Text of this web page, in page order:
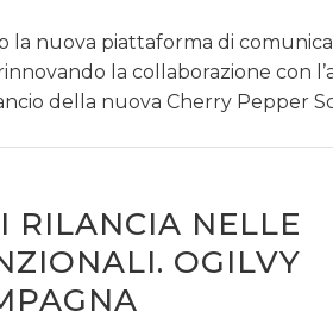
la nuova piattaforma di
rinnovando la collaborazione con
della nuova Cherry Pepper
RILANCIA NELLE
OGILVY